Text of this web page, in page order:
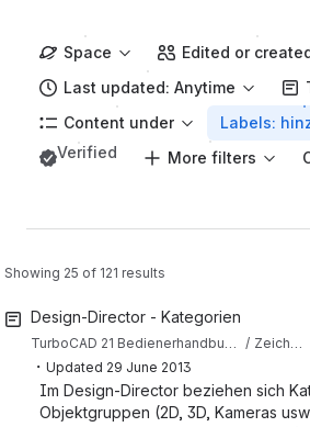
Space
Edited or
Last updated: Anytime
Content under
Labels:
Verified
More filters
Showing 25 of 121 results
Design-Director - Kategorien
TurboCAD 21 Bedienerhandbuch (Deutsch) Zeichenhilfen
・ Updated 29 June 2013
Im Design-Director beziehen sich
Objektgruppen (2D, 3D, Kameras